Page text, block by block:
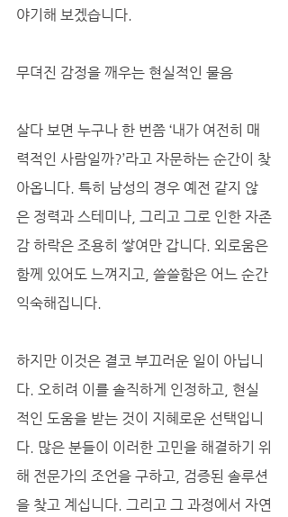
야기해 보겠습니다.
무뎌진 감정을 깨우는 현실적인 물음
살다 보면 누구나 한 번쯤 ‘내가 여전히 매
력적인 사람일까?’라고 자문하는 순간이 찾
아옵니다. 특히 남성의 경우 예전 같지 않
은 정력과 스테미나, 그리고 그로 인한 자존
감 하락은 조용히 쌓여만 갑니다. 외로움은
함께 있어도 느껴지고, 쓸쓸함은 어느 순간
익숙해집니다.
하지만 이것은 결코 부끄러운 일이 아닙니
다. 오히려 이를 솔직하게 인정하고, 현실
적인 도움을 받는 것이 지혜로운 선택입니
다. 많은 분들이 이러한 고민을 해결하기 위
해 전문가의 조언을 구하고, 검증된 솔루션
을 찾고 계십니다. 그리고 그 과정에서 자연